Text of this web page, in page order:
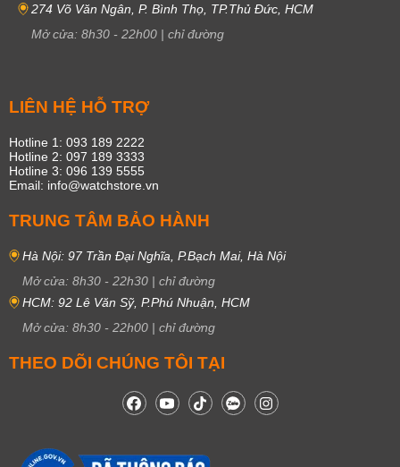
274 Võ Văn Ngân, P. Bình Thọ, TP.Thủ Đức, HCM
Mở cửa: 8h30 - 22h00 | chỉ đường
LIÊN HỆ HỖ TRỢ
Hotline 1: 093 189 2222
Hotline 2: 097 189 3333
Hotline 3: 096 139 5555
Email: info@watchstore.vn
TRUNG TÂM BẢO HÀNH
Hà Nội: 97 Trần Đại Nghĩa, P.Bạch Mai, Hà Nội
Mở cửa: 8h30 - 22h30 | chỉ đường
HCM: 92 Lê Văn Sỹ, P.Phú Nhuận, HCM
Mở cửa: 8h30 - 22h00 | chỉ đường
THEO DÕI CHÚNG TÔI TẠI